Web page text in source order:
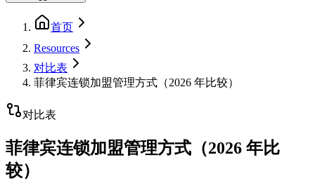
首页
Resources
对比表
菲律宾连锁加盟管理方式（2026 年比较）
对比表
菲律宾连锁加盟管理方式（2026 年比
较）